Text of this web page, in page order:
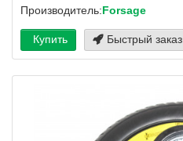
Производитель:Forsage
Купить Быстрый заказ